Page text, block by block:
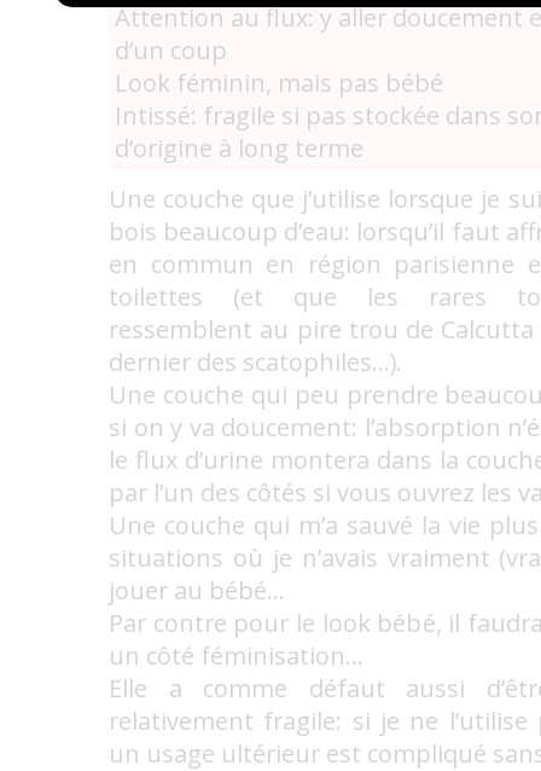
Attention au flux: y aller doucement
d’un coup
Look féminin, mais pas bébé
Intissé: fragile si pas stockée dans
d’origine à long terme
Une couche que j’utilise lorsque je
bois beaucoup d’eau: lorsqu’il faut
en commun en région parisienne
toilettes (et que les rares
ressemblent au pire trou de
dernier des scatophiles…).
Une couche qui peu prendre
si on y va doucement: l’absorption
le flux d’urine montera dans la
par l’un des côtés si vous ouvrez les
Une couche qui m’a sauvé la vie
situations où je n’avais vraiment
jouer au bébé…
Par contre pour le look bébé, il
un côté féminisation…
Elle a comme défaut aussi
relativement fragile: si je ne
un usage ultérieur est compliqué